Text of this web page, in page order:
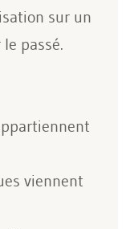
sur un
passé.
viennent